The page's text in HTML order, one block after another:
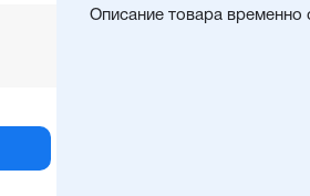
Описание товара временно